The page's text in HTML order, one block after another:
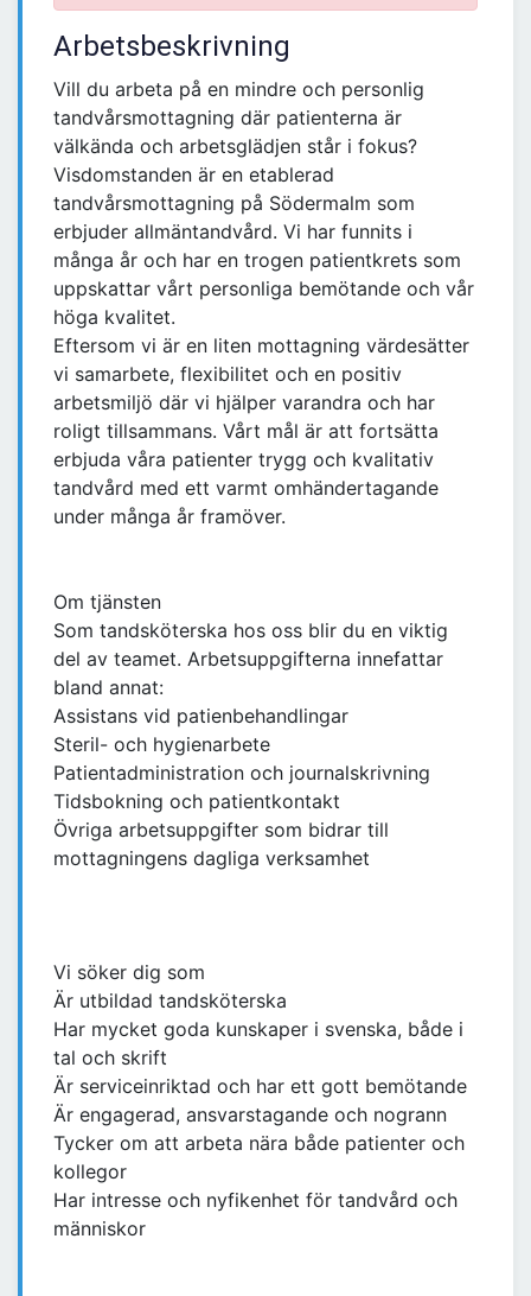
Arbetsbeskrivning
Vill du arbeta på en mindre och personlig
tandvårsmottagning där patienterna är
välkända och arbetsglädjen står i fokus?
Visdomstanden är en etablerad
tandvårsmottagning på Södermalm som
erbjuder allmäntandvård. Vi har funnits i
många år och har en trogen patientkrets som
uppskattar vårt personliga bemötande och vår
höga kvalitet.
Eftersom vi är en liten mottagning värdesätter
vi samarbete, flexibilitet och en positiv
arbetsmiljö där vi hjälper varandra och har
roligt tillsammans. Vårt mål är att fortsätta
erbjuda våra patienter trygg och kvalitativ
tandvård med ett varmt omhändertagande
under många år framöver.
Om tjänsten
Som tandsköterska hos oss blir du en viktig
del av teamet. Arbetsuppgifterna innefattar
bland annat:
Assistans vid patienbehandlingar
Steril- och hygienarbete
Patientadministration och journalskrivning
Tidsbokning och patientkontakt
Övriga arbetsuppgifter som bidrar till
mottagningens dagliga verksamhet
Vi söker dig som
Är utbildad tandsköterska
Har mycket goda kunskaper i svenska, både i
tal och skrift
Är serviceinriktad och har ett gott bemötande
Är engagerad, ansvarstagande och nogrann
Tycker om att arbeta nära både patienter och
kollegor
Har intresse och nyfikenhet för tandvård och
människor